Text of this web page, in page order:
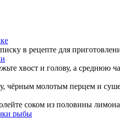
в рецепте для
хвост и голову, а среднюю
чёрным молотым перцем и
соком из половины